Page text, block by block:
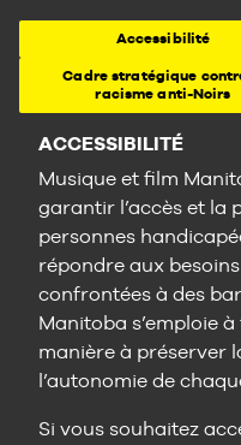
Accessibilité
Cadre stratégique
racisme anti-Noirs
ACCESSIBILITÉ
Musique et film
garantir l’accès et la
personnes
répondre aux
confrontées à des
Manitoba s’emploie
manière à préserver
l’autonomie de
Si vous souhaitez